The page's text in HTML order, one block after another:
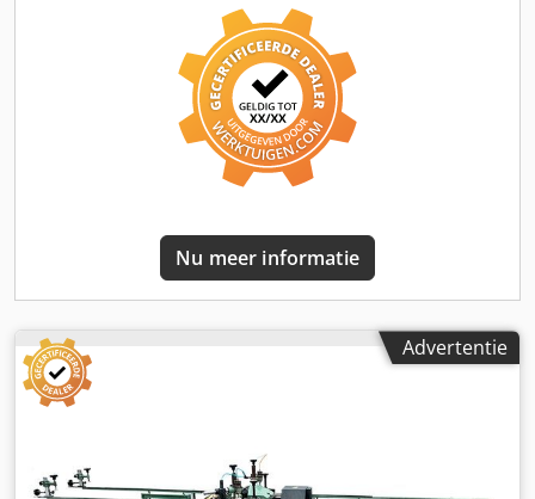
Vermogen [kW]: 1.1 - Transportafmetingen: 3100mm x
1100mm x 1700mm (l x b x h) - Transportcolli [st.]: 1
Financiële informatie BTW: De getoonde prijs is exclusief
BTW BTW/marge: BTW verrekenbaar voor ondernemers
Levering en inruil altijd mogelijk van alles in de industriële
sectoren Yorick Diebels
Nu meer informatie
Advertentie